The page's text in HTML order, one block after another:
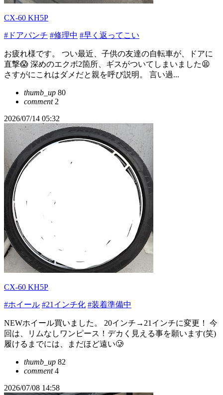
CX-60 KH5P
#ドアパンチ #修理中 #早く返ってこい
お疲れ様です。 つい最近、子供の友達の自転車が、ドアに
直撃😱 深めのエクボ2箇所、ギスがついてしまいました😫
さすがにこれはダメだと親を呼び説明。 言い過...
thumb_up 80
comment2
2026/07/14 05:32
CX-60 KH5P
#ホイール #21インチ化 #装着準備中
NEWホイール買いました。 20インチ→21インチに変更！ 今
回は、リムなしワンピース！デカく見える事を願います(笑)
履けるまでには、まだほど遠い🥲
thumb_up 82
comment4
2026/07/08 14:58